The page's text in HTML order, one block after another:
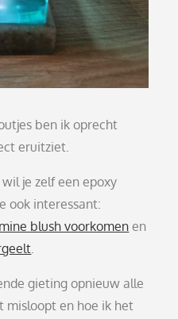
ben ik oprecht
eruitziet.
je zelf een epoxy
ook interessant:
blush voorkomenen
.
gieting opnieuw alle
misloopt en hoe ik het